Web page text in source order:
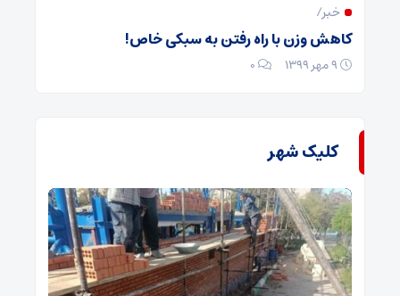
خبر/
کاهش وزن با راه رفتن به سبکی خاص!
۰
کلیک شهر